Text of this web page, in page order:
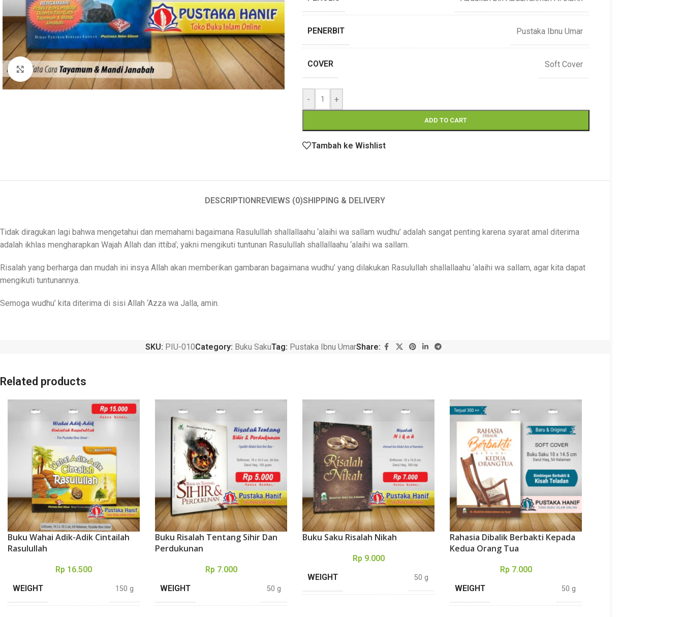
Click to enlarge
PENERBIT Pustaka Ibnu Umar
COVER Soft Cover
- +
ADD TO CART
Tambah ke Wishlist
DESCRIPTIONREVIEWS (0)SHIPPING & DELIVERY
Tidak diragukan lagi bahwa mengetahui dan memahami bagaimana Rasulullah shallallaahu ‘alaihi wa sallam wudhu’ adalah sangat penting karena syarat amal diterima
adalah ikhlas mengharapkan Wajah Allah dan ittiba’; yakni mengikuti tuntunan Rasulullah shallallaahu ‘alaihi wa sallam.
Risalah yang berharga dan mudah ini insya Allah akan memberikan gambaran bagaimana wudhu’ yang dilakukan Rasulullah shallallaahu ‘alaihi wa sallam, agar kita dapat
mengikuti tuntunannya.
Semoga wudhu’ kita diterima di sisi Allah ‘Azza wa Jalla, amin.
SKU: PIU-010Category: Buku SakuTag: Pustaka Ibnu UmarShare:
Related products
Buku Wahai Adik-Adik Cintailah
Rasulullah
Rp 16.500
WEIGHT
150 g
Buku Risalah Tentang Sihir Dan
Perdukunan
Rp 7.000
WEIGHT
50 g
Buku Saku Risalah Nikah
Rp 9.000
WEIGHT
50 g
Rahasia Dibalik Berbakti Kepada
Kedua Orang Tua
Rp 7.000
WEIGHT
50 g